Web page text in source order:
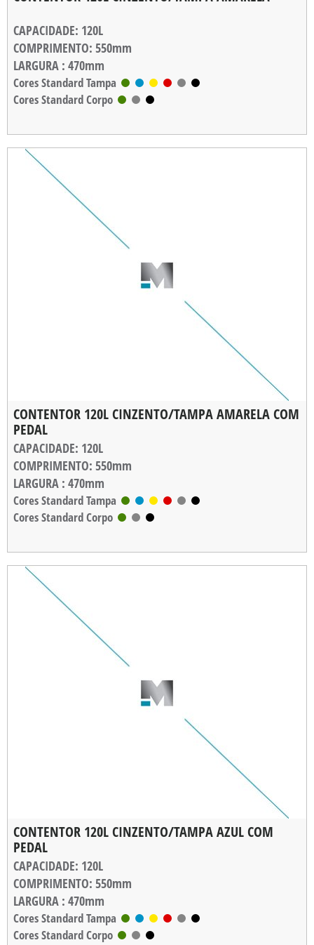
CAPACIDADE: 120L
COMPRIMENTO: 550mm
LARGURA : 470mm
ALTURA: 900mm
PESO: 6,800kg
Cores Standard Tampa
Cores Standard Corpo
CONTENTOR 120L CINZENTO/TAMPA AMARELA COM
PEDAL
CAPACIDADE: 120L
COMPRIMENTO: 550mm
LARGURA : 470mm
ALTURA: 900mm
PESO: 6,800kg
Cores Standard Tampa
Cores Standard Corpo
CONTENTOR 120L CINZENTO/TAMPA AZUL COM
PEDAL
CAPACIDADE: 120L
COMPRIMENTO: 550mm
LARGURA : 470mm
ALTURA: 900mm
PESO: 6,800kg
Cores Standard Tampa
Cores Standard Corpo